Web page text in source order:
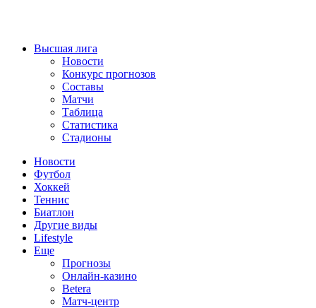
Высшая лига
Новости
Конкурс прогнозов
Составы
Матчи
Таблица
Статистика
Стадионы
Новости
Футбол
Хоккей
Теннис
Биатлон
Другие виды
Lifestyle
Еще
Прогнозы
Онлайн-казино
Betera
Матч-центр